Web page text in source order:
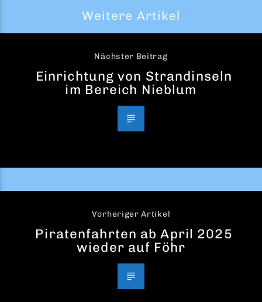
Weitere Artikel
Nächster Beitrag
Einrichtung von Strandinseln
im Bereich Nieblum
Vorheriger Artikel
Piratenfahrten ab April 2025
wieder auf Föhr